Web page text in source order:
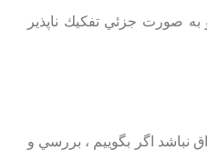
صورت‌ جزئي‌ تفكيك‌ ناپذير
اگر بگوييم‌ ، بررسي‌ و